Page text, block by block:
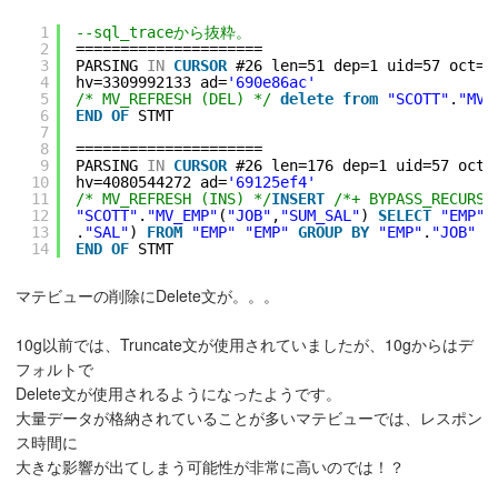
1
2
3
4
5
6
7
8
9
10
11
12
13
14
--sql_traceから抜粋。
=====================
PARSING IN CURSOR #26 len=51 dep=1 uid=57
hv=3309992133 ad='690e86ac'
/* MV_REFRESH (DEL) */ delete from "SCOTT" .
END OF STMT
=====================
PARSING IN CURSOR #26 len=176 dep=1 uid=57
hv=4080544272 ad='69125ef4'
/* MV_REFRESH (INS) */INSERT
/*+
"SCOTT" . "MV_EMP" ( "JOB" , "SUM_SAL") SELECT "EMP"
. "SAL") FROM "EMP" "EMP" GROUP BY "EMP" . "JOB"
END OF STMT
マテビューの削除にDelete文が。。。
10g以前では、Truncate文が使用されていましたが、10gからはデ
フォルトで
Delete文が使用されるようになったようです。
大量データが格納されていることが多いマテビューでは、レスポン
ス時間に
大きな影響が出てしまう可能性が非常に高いのでは！？